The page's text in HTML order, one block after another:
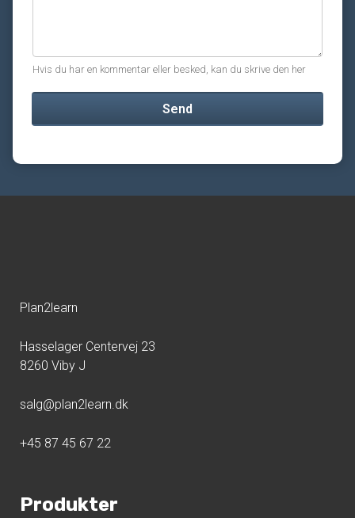
Hvis du har en kommentar eller besked, kan du skrive den her
Send
Plan2learn
Hasselager Centervej 23
8260 Viby J
salg@plan2learn.dk
+45 87 45 67 22
Produkter